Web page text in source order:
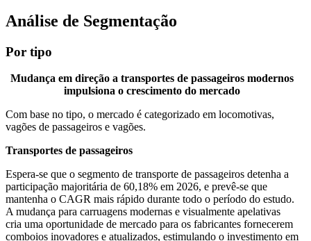
Análise de Segmentação
Por tipo
Mudança em direção a transportes de passageiros modernos
impulsiona o crescimento do mercado
Com base no tipo, o mercado é categorizado em locomotivas,
vagões de passageiros e vagões.
Transportes de passageiros
Espera-se que o segmento de transporte de passageiros detenha a
participação majoritária de 60,18% em 2026, e prevê-se que
mantenha o CAGR mais rápido durante todo o período do estudo.
A mudança para carruagens modernas e visualmente apelativas
cria uma oportunidade de mercado para os fabricantes fornecerem
comboios inovadores e atualizados, estimulando o investimento em